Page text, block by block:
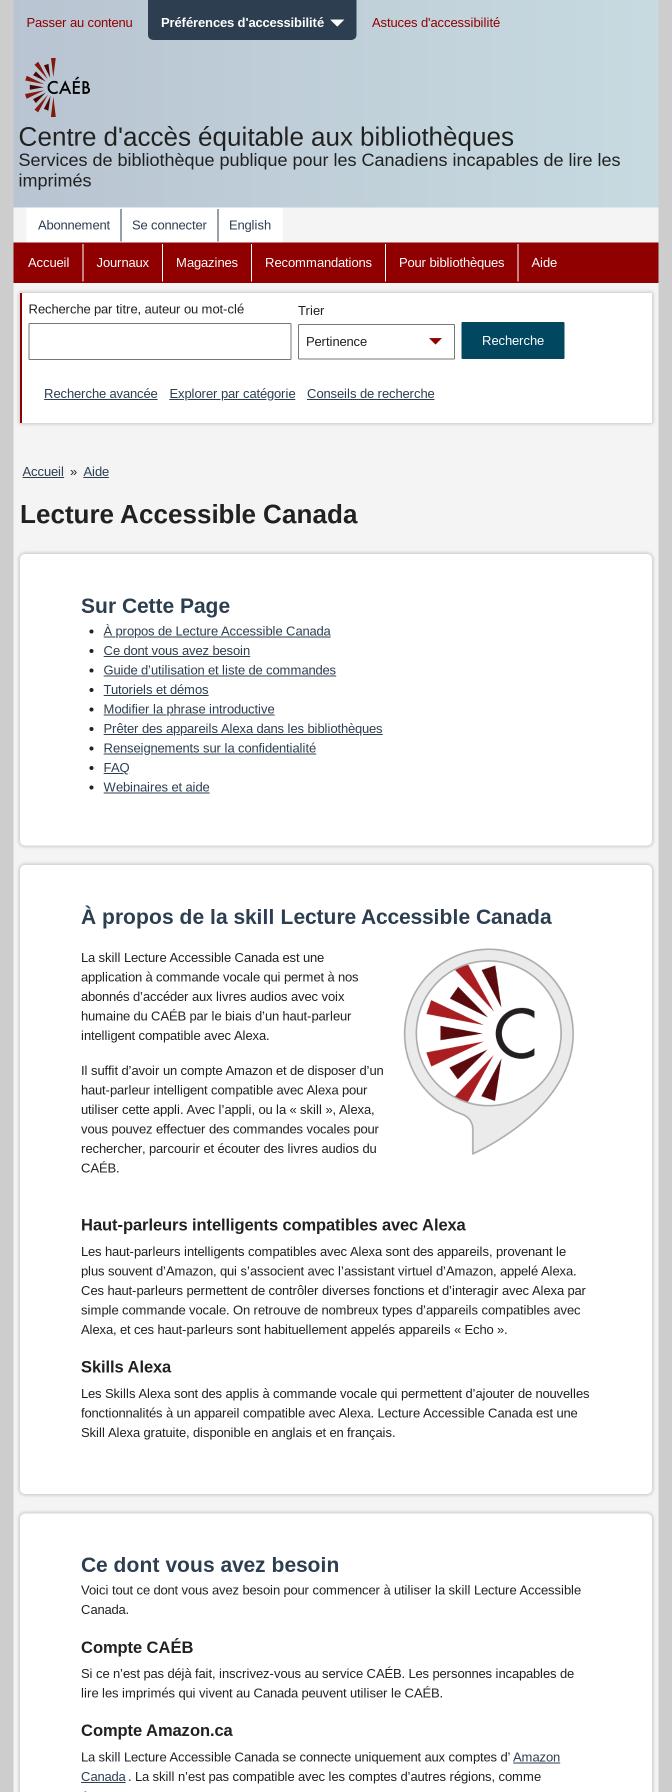
Passer au contenu Préférences d'accessibilité Astuces d'accessibilité
Centre d'accès équitable aux bibliothèques
Services de bibliothèque publique pour les Canadiens incapables de lire les
imprimés
Abonnement Se connecter English
Accueil Journaux Magazines Recommandations Pour bibliothèques Aide
Recherche par titre, auteur ou mot-clé Trier
Recherche avancée Explorer par catégorie Conseils de recherche
Fil
Accueil Aide
Lecture Accessible Canada
Sur Cette Page
À propos de Lecture Accessible Canada
Ce dont vous avez besoin
Guide d’utilisation et liste de commandes
Tutoriels et démos
Modifier la phrase introductive
Prêter des appareils Alexa dans les bibliothèques
Renseignements sur la confidentialité
FAQ
Webinaires et aide
À propos de la skill Lecture Accessible Canada
La skill Lecture Accessible Canada est une
application à commande vocale qui permet à nos
abonnés d’accéder aux livres audios avec voix
humaine du CAÉB par le biais d’un haut-parleur
intelligent compatible avec Alexa.
Il suffit d’avoir un compte Amazon et de disposer d’un
haut-parleur intelligent compatible avec Alexa pour
utiliser cette appli. Avec l’appli, ou la « skill », Alexa,
vous pouvez effectuer des commandes vocales pour
rechercher, parcourir et écouter des livres audios du
CAÉB.
Haut-parleurs intelligents compatibles avec Alexa
Les haut-parleurs intelligents compatibles avec Alexa sont des appareils, provenant le
plus souvent d’Amazon, qui s’associent avec l’assistant virtuel d’Amazon, appelé Alexa.
Ces haut-parleurs permettent de contrôler diverses fonctions et d’interagir avec Alexa par
simple commande vocale. On retrouve de nombreux types d’appareils compatibles avec
Alexa, et ces haut-parleurs sont habituellement appelés appareils « Echo ».
Skills Alexa
Les Skills Alexa sont des applis à commande vocale qui permettent d’ajouter de nouvelles
fonctionnalités à un appareil compatible avec Alexa. Lecture Accessible Canada est une
Skill Alexa gratuite, disponible en anglais et en français.
Ce dont vous avez besoin
Voici tout ce dont vous avez besoin pour commencer à utiliser la skill Lecture Accessible
Canada.
Compte CAÉB
Si ce n’est pas déjà fait, inscrivez-vous au service CAÉB. Les personnes incapables de
lire les imprimés qui vivent au Canada peuvent utiliser le CAÉB.
Compte Amazon.ca
La skill Lecture Accessible Canada se connecte uniquement aux comptes d’ Amazon
Canada . La skill n’est pas compatible avec les comptes d’autres régions, comme